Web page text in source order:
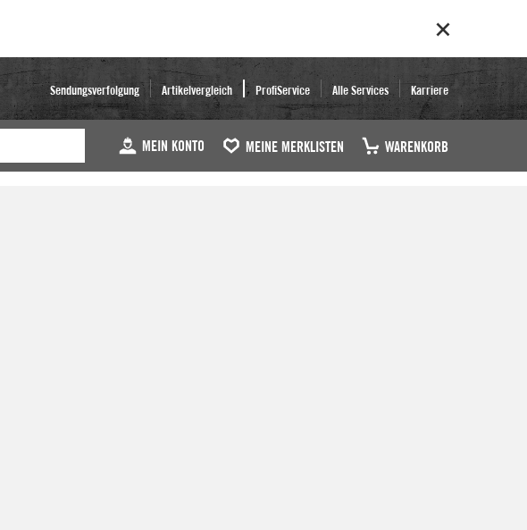
Sendungsverfolgung Artikelvergleich ProfiService Alle Services Karriere
MEIN KONTO MEINE MERKLISTEN WARENKORB